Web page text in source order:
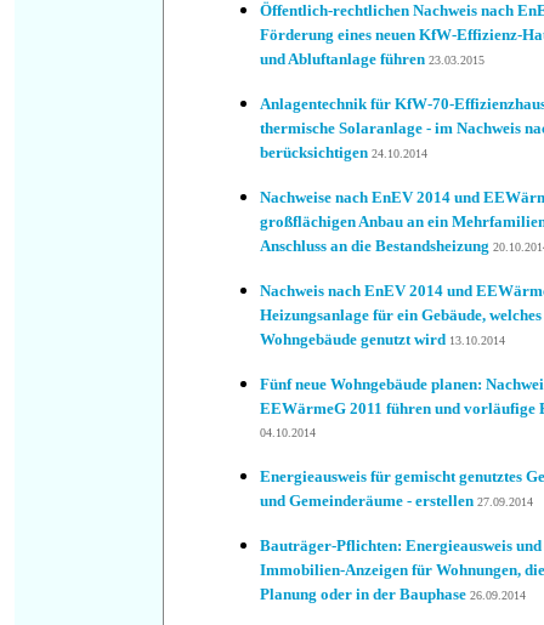
Öffentlich-rechtlichen Nachweis nach
Förderung eines neuen KfW-Effizienz-
und Abluftanlage führen 23.03.2015
Anlagentechnik für KfW-70-
thermische Solaranlage - im Nachweis
berücksichtigen 24.10.2014
Nachweise nach EnEV 2014 und
großflächigen Anbau an ein
Anschluss an die Bestandsheizung
Nachweis nach EnEV 2014 und
Heizungsanlage für ein Gebäude,
Wohngebäude genutzt wird 13.10.2014
Fünf neue Wohngebäude planen:
EEWärmeG 2011 führen und vorläufige
04.10.2014
Energieausweis für gemischt genutztes
und Gemeinderäume - erstellen 27.09.2014
Bauträger-Pflichten: Energieausweis
Immobilien-Anzeigen für Wohnungen,
Planung oder in der Bauphase 26.09.2014